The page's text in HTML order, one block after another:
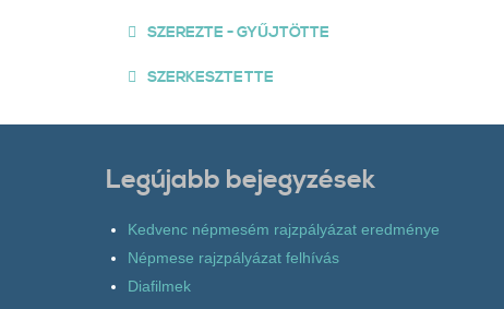
SZEREZTE - GYŰJTÖTTE
SZERKESZTETTE
Legújabb bejegyzések
Kedvenc népmesém rajzpályázat eredménye
Népmese rajzpályázat felhívás
Diafilmek